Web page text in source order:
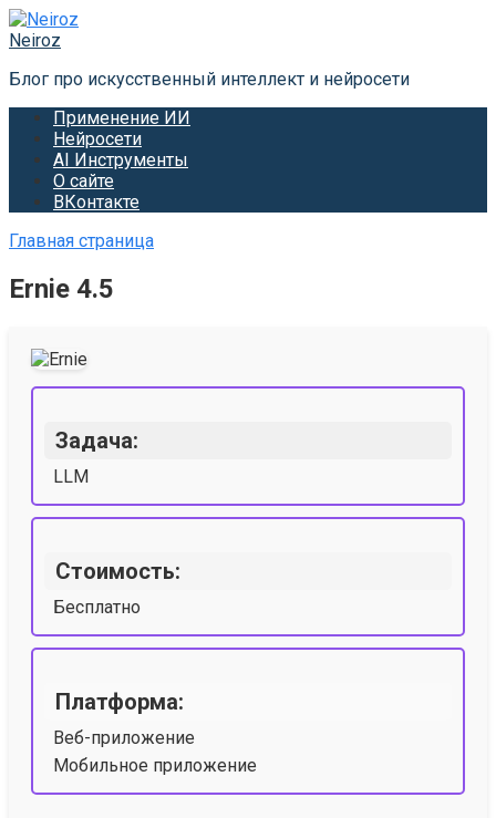
Перейти
к
Neiroz
Блог про искусственный интеллект и нейросети
Применение ИИ
Нейросети
AI Инструменты
О сайте
ВКонтакте
Главная страница
Ernie 4.5
Задача:
LLM
Стоимость:
Бесплатно
Платформа:
Веб-приложение
Мобильное приложение